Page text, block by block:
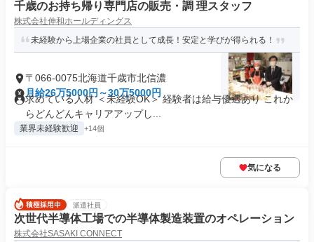
千歳のお持ち帰り専門店の販売・調 理スタッフ
株式会社伸和ホールディングス
未経験から上場企業の社員として成長！安定と学びが得られる！
〒066-0075北海道千歳市北信濃
月給26万5000円～30万5000円
求めている人材 ＜未経験OK＞ 経験者は給与優遇あり これか
らどんどんキャリアアップし...
業界未経験歓迎 +14個
気になる
派遣社員
次世代半導体工場での半導体製造装置のオペレーション
株式会社SASAKI CONNECT